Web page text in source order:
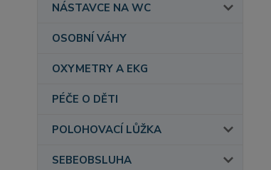
NÁSTAVCE NA WC
OSOBNÍ VÁHY
OXYMETRY A EKG
PÉČE O DĚTI
POLOHOVACÍ LŮŽKA
SEBEOBSLUHA